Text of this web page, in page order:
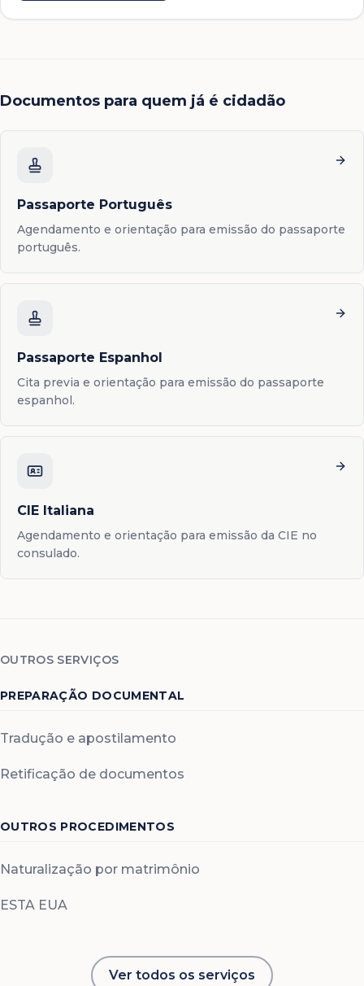
Documentos para quem já é cidadão
Passaporte Português
Agendamento e orientação para emissão do passaporte
português.
Passaporte Espanhol
Cita previa e orientação para emissão do passaporte
espanhol.
CIE Italiana
Agendamento e orientação para emissão da CIE no
consulado.
OUTROS SERVIÇOS
PREPARAÇÃO DOCUMENTAL
Tradução e apostilamento
Retificação de documentos
OUTROS PROCEDIMENTOS
Naturalização por matrimônio
ESTA EUA
Ver todos os serviços